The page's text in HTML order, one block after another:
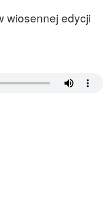
wiosennej edycji